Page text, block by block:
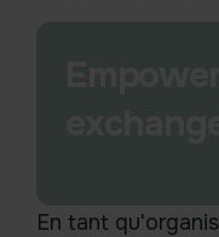
En tant